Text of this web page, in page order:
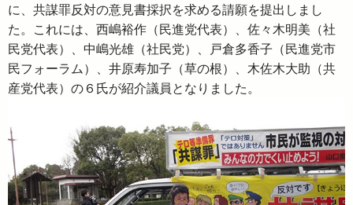
に、共謀罪反対の意見書採択を求める請願を提出しまし
た。これには、西嶋裕作（民進党代表）、佐々木明美（社
民党代表）、中嶋光雄（社民党）、戸倉多香子（民進党市
民フォーラム）、井原寿加子（草の根）、木佐木大助（共
産党代表）の６氏が紹介議員となりました。